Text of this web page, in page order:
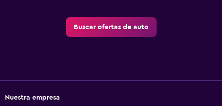
Buscar ofertas de auto
Nuestra empresa